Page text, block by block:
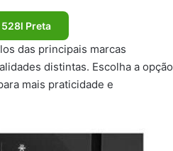
Preta
das principais marcas
distintas. Escolha a opção
mais praticidade e